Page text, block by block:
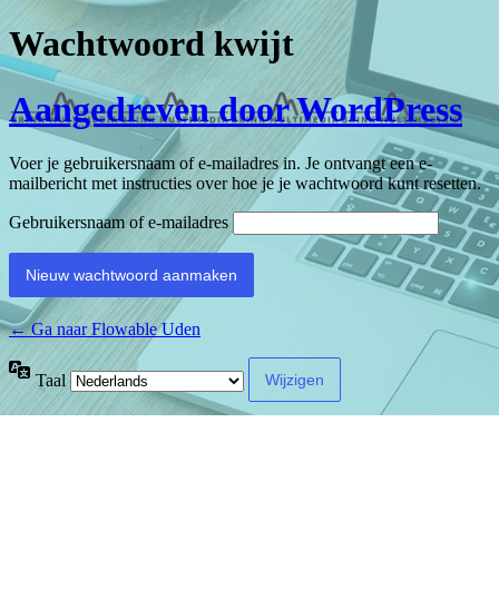
Wachtwoord kwijt
Aangedreven door WordPress
Voer je gebruikersnaam of e-mailadres in. Je ontvangt een e-
mailbericht met instructies over hoe je je wachtwoord kunt resetten.
Gebruikersnaam of e-mailadres
← Ga naar Flowable Uden
Taal